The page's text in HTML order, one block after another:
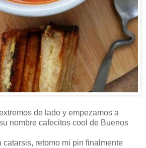
de lado y empezamos a
nombre cafecitos cool de Buenos
catarsis, retomo mi pin finalmente